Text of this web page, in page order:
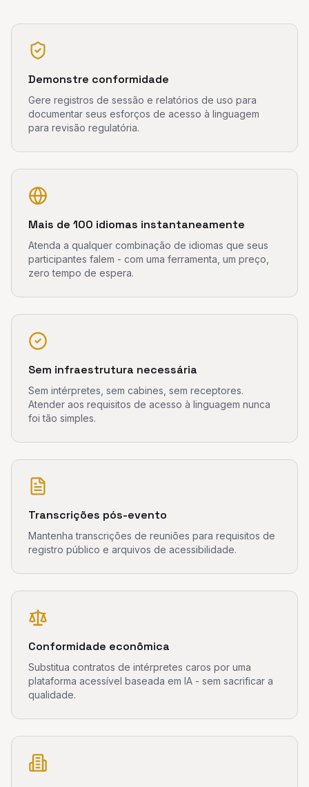
Demonstre conformidade
Gere registros de sessão e relatórios de uso para
documentar seus esforços de acesso à linguagem
para revisão regulatória.
Mais de 100 idiomas instantaneamente
Atenda a qualquer combinação de idiomas que seus
participantes falem - com uma ferramenta, um preço,
zero tempo de espera.
Sem infraestrutura necessária
Sem intérpretes, sem cabines, sem receptores.
Atender aos requisitos de acesso à linguagem nunca
foi tão simples.
Transcrições pós-evento
Mantenha transcrições de reuniões para requisitos de
registro público e arquivos de acessibilidade.
Conformidade econômica
Substitua contratos de intérpretes caros por uma
plataforma acessível baseada em IA - sem sacrificar a
qualidade.